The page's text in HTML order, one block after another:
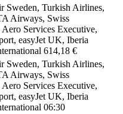
Sweden, Turkish Airlines,
Airways, Swiss
Services Executive,
easyJet UK, Iberia
614,18 €
Sweden, Turkish Airlines,
Airways, Swiss
Services Executive,
easyJet UK, Iberia
06:30